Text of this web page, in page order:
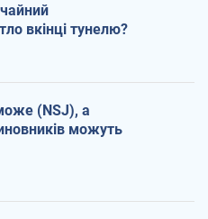
вкінці тунелю?
(NSJ), а
можуть